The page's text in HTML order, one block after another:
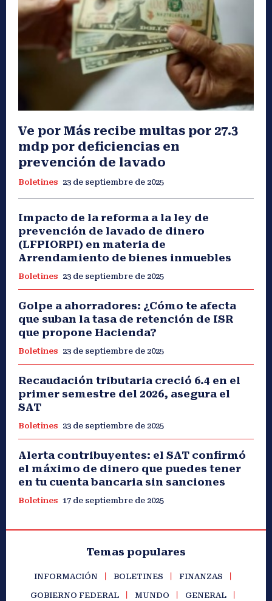
Ve por Más recibe multas por 27.3
mdp por deficiencias en
prevención de lavado
Boletines 23 de septiembre de 2025
Impacto de la reforma a la ley de
prevención de lavado de dinero
(LFPIORPI) en materia de
Arrendamiento de bienes inmuebles
Boletines 23 de septiembre de 2025
Golpe a ahorradores: ¿Cómo te afecta
que suban la tasa de retención de ISR
que propone Hacienda?
Boletines 23 de septiembre de 2025
Recaudación tributaria creció 6.4 en el
primer semestre del 2026, asegura el
SAT
Boletines 23 de septiembre de 2025
Alerta contribuyentes: el SAT confirmó
el máximo de dinero que puedes tener
en tu cuenta bancaria sin sanciones
Boletines 17 de septiembre de 2025
Temas populares
INFORMACIÓN BOLETINES FINANZAS
GOBIERNO FEDERAL MUNDO GENERAL